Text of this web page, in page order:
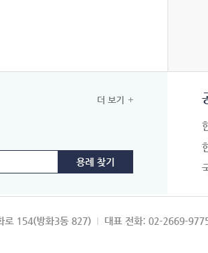
더 보기
로 154(방화3동 827) 대표 전화: 02-2669-